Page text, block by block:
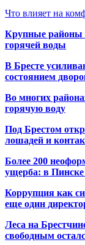
Что влияет на
Крупные районы
горячей воды
В Бресте
состоянием
Во многих
горячую воду
Под Брестом
лошадей и
Более 200
ущерба: в Пинске
Коррупция как
еще один
Леса на
свободным